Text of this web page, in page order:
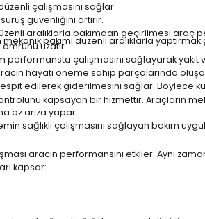
çalışmasını sağlar.
güvenliğini artırır.
aralıklarla bakımdan geçirilmesi araç
ömrünü uzatır.
performansta çalışmasını sağlayarak yakıt
hayati öneme sahip parçalarında
tespit edilerek giderilmesini sağlar.
az arıza yapar.
sağlıklı çalışmasını sağlayan bakım
bakımı düzenli aralıklarla
kapsayan bir hizmettir. Araçların
aracın performansını etkiler. Aynı
kapsar: